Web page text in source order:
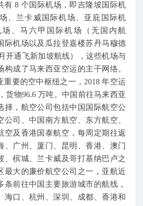
有 8 个国际机场，即吉隆坡国际机
、兰卡威国际机场、亚庇国际机
、马六甲国际机场（无国内航
际机场以及瓜拉登嘉楼苏丹马穆德
开通飞新加坡航线），这些机场与
构成了马来西亚空运的主干网络。
重要的空中枢纽之一，2018 年空运
货物96.6 万吨。中国前往马来西亚
择，航空公司包括中国国际航空公
公司、中国南方航空、东方航空、
空及香港国泰航空，每周定期往返
、广州、厦门、昆明、香港、澳门
、槟城、兰卡威及哥打基纳巴卢之
最大的廉价航空公司之一，亚航近
条前往中国主要旅游城市的航线，
海口、杭州、深圳、成都、香港和